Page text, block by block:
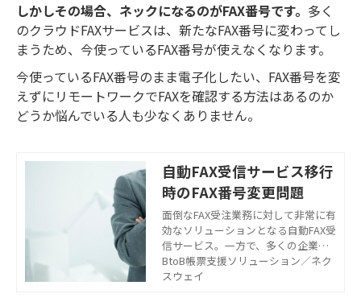
しかしその場合、ネックになるのがFAX番号です。 多く
のクラウドFAXサービスは、新たなFAX番号に変わってし
まうため、今使っているFAX番号が使えなくなります。
今使っているFAX番号のまま電子化したい、FAX番号を変
えずにリモートワークでFAXを確認する方法はあるのか
どうか悩んでいる人も少なくありません。
自動FAX受信サービス移行
時のFAX番号変更問題
面倒なFAX受注業務に対して非常に有
効なソリューションとなる自動FAX受
信サービス。一方で、多くの企業が
直面しているのが、「今使っているF
AX番号が変更されてしまう」という
BtoB帳票支援ソリューション／ネク
スウェイ